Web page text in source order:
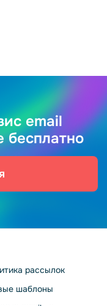
email
бесплатно
рассылок
шаблоны